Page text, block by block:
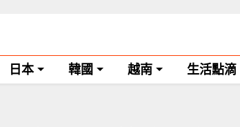
日本 韓國 越南 生活點滴